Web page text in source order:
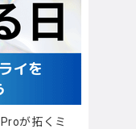
が拓くミ